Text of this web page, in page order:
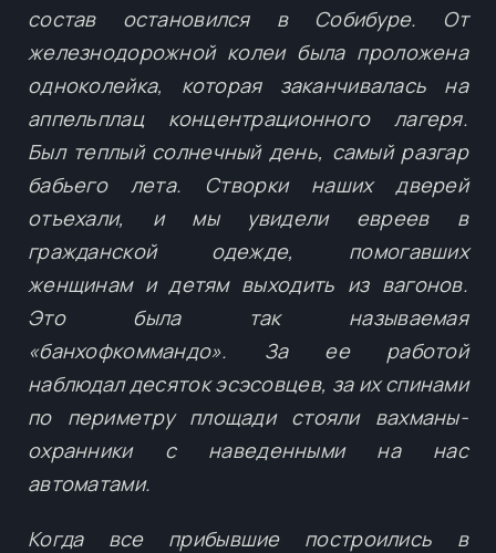
состав остановился в Собибуре. От
железнодорожной колеи была проложена
одноколейка, которая заканчивалась на
аппельплац концентрационного лагеря.
Был теплый солнечный день, самый разгар
бабьего лета. Створки наших дверей
отъехали, и мы увидели евреев в
гражданской одежде, помогавших
женщинам и детям выходить из вагонов.
Это была так называемая
«банхофкоммандо». За ее работой
наблюдал десяток эсэсовцев, за их спинами
по периметру площади стояли вахманы-
охранники с наведенными на нас
автоматами.
Когда все прибывшие построились в